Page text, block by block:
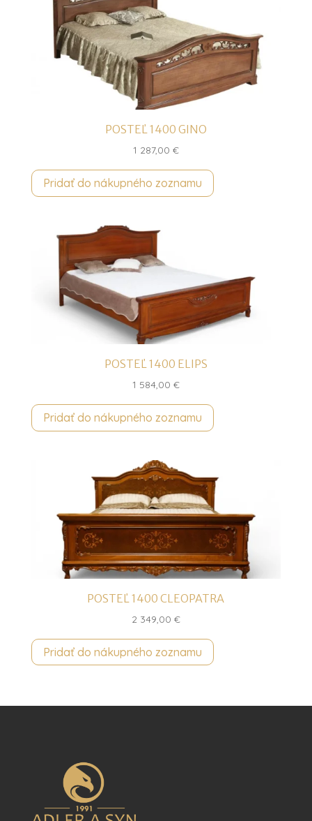
POSTEĽ 1400 GINO
1 287,00 €
Pridať do nákupného zoznamu
POSTEĽ 1400 ELIPS
1 584,00 €
Pridať do nákupného zoznamu
POSTEĽ 1400 CLEOPATRA
2 349,00 €
Pridať do nákupného zoznamu